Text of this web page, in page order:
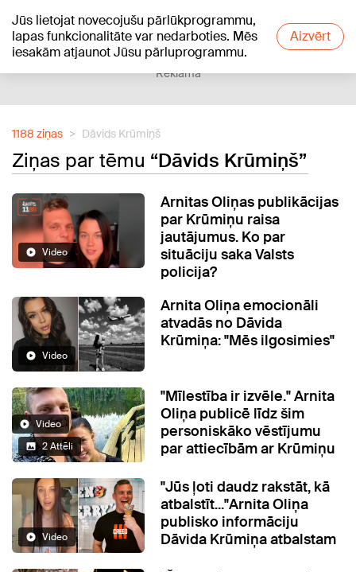
Jūs lietojat novecojušu pārlūkprogrammu,
lapas funkcionalitāte var nedarboties. Mēs
iesakām atjaunot Jūsu pārluprogrammu.
Aizvērt
+17°C
Reklāma
1188 ziņas Dāvids Krūmiņš
Ziņas par tēmu “Dāvids Krūmiņš”
Video
Arnitas Oliņas publikācijas
par Krūmiņu raisa
jautājumus. Ko par
situāciju saka Valsts
policija?
Video
Arnita Oliņa emocionāli
atvadās no Dāvida
Krūmiņa: "Mēs ilgosimies"
Video
2 Attēli
"Mīlestība ir izvēle." Arnita
Oliņa publicē līdz šim
personiskāko vēstījumu
par attiecībām ar Krūmiņu
Video
"Jūs ļoti daudz rakstāt, kā
atbalstīt..."Arnita Oliņa
publisko informāciju
Dāvida Krūmiņa atbalstam